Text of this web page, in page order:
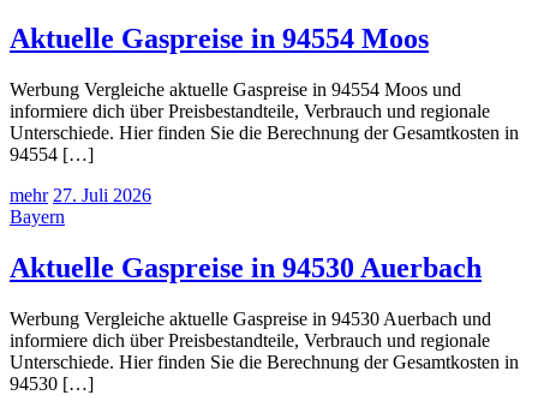
Aktuelle Gaspreise in 94554 Moos
Werbung Vergleiche aktuelle Gaspreise in 94554 Moos und
informiere dich über Preisbestandteile, Verbrauch und regionale
Unterschiede. Hier finden Sie die Berechnung der Gesamtkosten in
94554 […]
mehr 27. Juli 2026
Bayern
Aktuelle Gaspreise in 94530 Auerbach
Werbung Vergleiche aktuelle Gaspreise in 94530 Auerbach und
informiere dich über Preisbestandteile, Verbrauch und regionale
Unterschiede. Hier finden Sie die Berechnung der Gesamtkosten in
94530 […]